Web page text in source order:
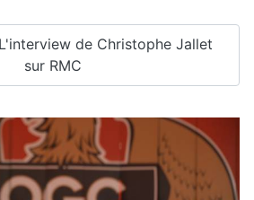
de Christophe Jallet
sur RMC